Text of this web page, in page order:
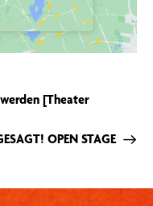
[Theater
OPEN STAGE